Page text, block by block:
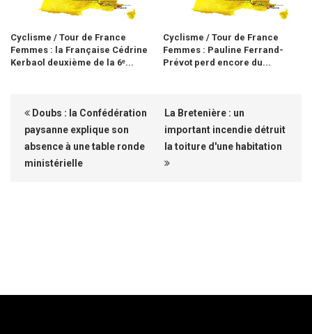
Cyclisme / Tour de France
Femmes : la Française Cédrine
Kerbaol deuxième de la 6ᵉ...
Cyclisme / Tour de France
Femmes : Pauline Ferrand-
Prévot perd encore du...
Doubs : la Confédération
paysanne explique son
absence à une table ronde
ministérielle
La Bretenière : un
important incendie détruit
la toiture d'une habitation